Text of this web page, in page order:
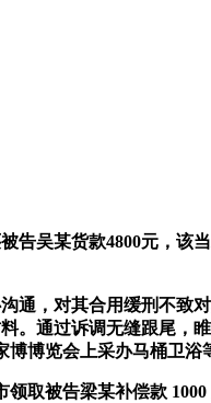
告吴某货款4800元，该
通，对其合用缓刑不致
。通过诉调无缝跟尾，
博览会上采办马桶卫浴
取被告梁某补偿款 1000